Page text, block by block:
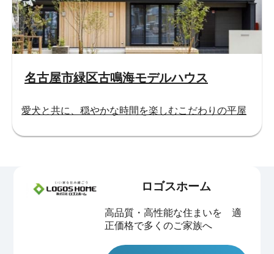
名古屋市緑区古鳴海モデルハウス
愛犬と共に、穏やかな時間を楽しむこだわりの平屋
ロゴスホーム
高品質・高性能な住まいを 適
正価格で多くのご家族へ